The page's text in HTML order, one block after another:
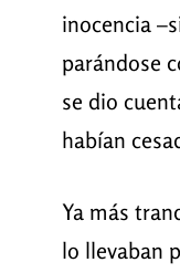
inocencia
parándose
se dio
habían
Ya más
lo llevaban